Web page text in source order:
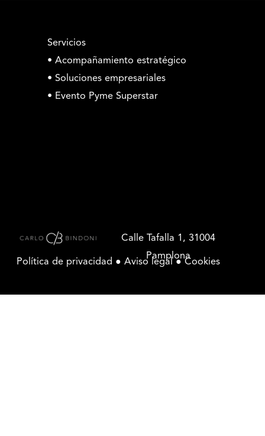
Servicios
• Acompañamiento estratégico
• Soluciones empresariales
• Evento Pyme Superstar
Calle Tafalla 1, 31004
Pamplona
Política de privacidad ● Aviso legal● Cookies